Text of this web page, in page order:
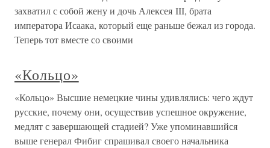
захватил с собой жену и дочь Алексея III, брата
императора Исаака, который еще раньше бежал из города.
Теперь тот вместе со своими
«Кольцо»
«Кольцо» Высшие немецкие чины удивлялись: чего ждут
русские, почему они, осуществив успешное окружение,
медлят с завершающей стадией? Уже упоминавшийся
выше генерал Фибиг спрашивал своего начальника